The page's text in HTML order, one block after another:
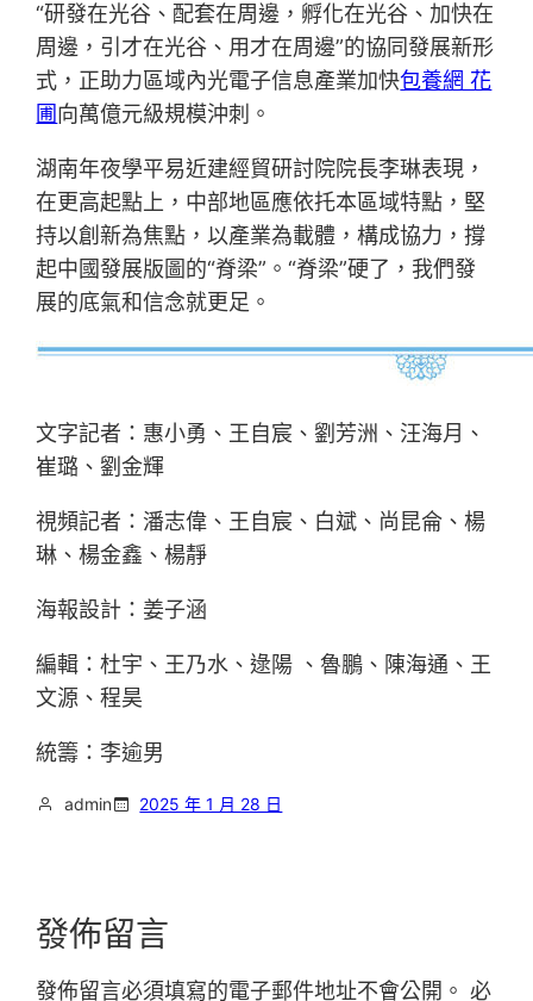
“研發在光谷、配套在周邊，孵化在光谷、加快在
周邊，引才在光谷、用才在周邊”的協同發展新形
式，正助力區域內光電子信息產業加快包養網 花
圃向萬億元級規模沖刺。
湖南年夜學平易近建經貿研討院院長李琳表現，
在更高起點上，中部地區應依托本區域特點，堅
持以創新為焦點，以產業為載體，構成協力，撐
起中國發展版圖的“脊梁”。“脊梁”硬了，我們發
展的底氣和信念就更足。
文字記者：惠小勇、王自宸、劉芳洲、汪海月、
崔璐、劉金輝
視頻記者：潘志偉、王自宸、白斌、尚昆侖、楊
琳、楊金鑫、楊靜
海報設計：姜子涵
編輯：杜宇、王乃水、逯陽 、魯鵬、陳海通、王
文源、程昊
統籌：李逾男
admin 2025 年 1 月 28 日
發佈留言
發佈留言必須填寫的電子郵件地址不會公開。 必